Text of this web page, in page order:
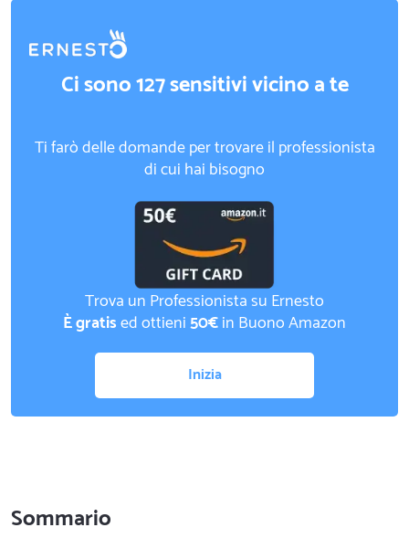
Ci sono 127 sensitivi vicino a te
Ti farò delle domande per trovare il professionista
di cui hai bisogno
Trova un Professionista su Ernesto
È gratised ottieni50€in Buono Amazon
Inizia
Sommario